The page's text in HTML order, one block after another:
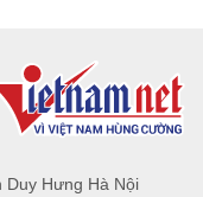
Duy Hưng Hà Nội